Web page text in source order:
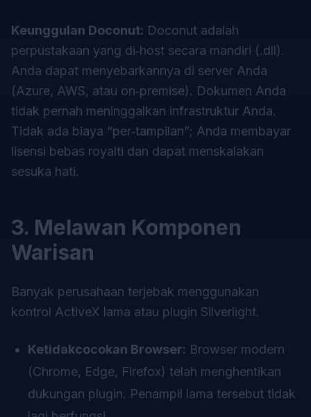
Keunggulan Doconut: Doconut adalah
perpustakaan yang di‑host secara mandiri (.dll).
Anda dapat menyebarkannya di server Anda
(Azure, AWS, atau on‑premise). Dokumen Anda
tidak pernah meninggalkan infrastruktur Anda.
Tidak ada biaya “per‑tampilan”; Anda membayar
lisensi bebas royalti dan dapat menskalakan
sesuka hati.
3. Melawan Komponen
Warisan
Banyak perusahaan terjebak menggunakan
kontrol ActiveX lama atau plugin Silverlight.
Ketidakcocokan Browser: Browser modern
(Chrome, Edge, Firefox) telah menghentikan
dukungan plugin. Penampil lama tersebut tidak